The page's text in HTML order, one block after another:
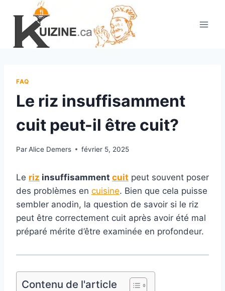
contenu
FAQ
Le riz insuffisamment
cuit peut-il être cuit?
ParAlice Demers février 5, 2025
Le riz insuffisamment cuit peut souvent poser
des problèmes en cuisine. Bien que cela puisse
sembler anodin, la question de savoir si le riz
peut être correctement cuit après avoir été mal
préparé mérite d’être examinée en profondeur.
Contenu de l'article